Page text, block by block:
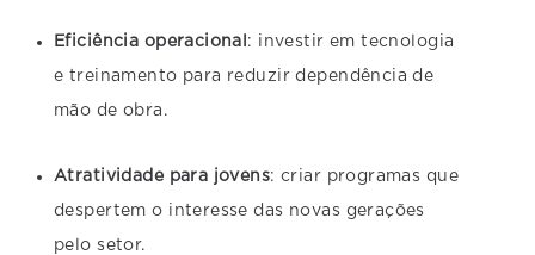
Eficiência operacional : investir em tecnologia
e treinamento para reduzir dependência de
mão de obra.
Atratividade para jovens: criar programas que
despertem o interesse das novas gerações
pelo setor.